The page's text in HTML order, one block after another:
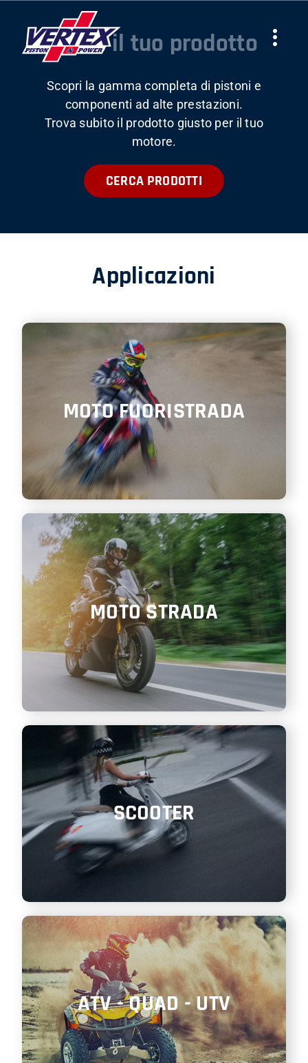
content
AZIENDA
LAVORA CON NOI
SHOP
Trova il tuo prodotto
Scopri la gamma completa di pistoni e
componenti ad alte prestazioni.
Trova subito il prodotto giusto per il tuo
motore.
CERCA PRODOTTI
Applicazioni
MOTO FUORISTRADA
MOTO STRADA
SCOOTER
ATV - QUAD - UTV